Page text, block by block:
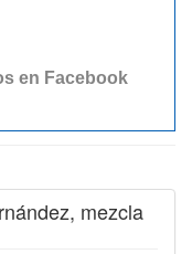
mezcla